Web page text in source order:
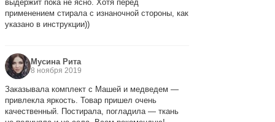
выдержит пока не ясно. Хотя перед
применением стирала с изнаночной стороны, как
указано в инструкции))
Мусина Рита
8 ноября 2019
Заказывала комплект с Машей и медведем —
привлекла яркость. Товар пришел очень
качественный. Постирала, погладила — ткань